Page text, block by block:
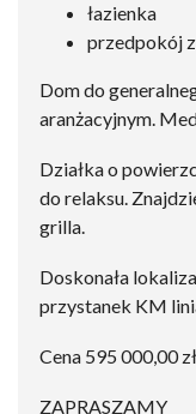
łazienka
przedpokój
Dom do
aranżacyjnym.
Działka o
do relaksu.
grilla.
Doskonała
przystanek KM
Cena 595 000,00
ZAPRASZAMY